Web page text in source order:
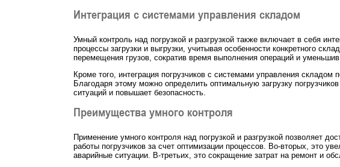
Интеграция с системами управления складом
Умный контроль над погрузкой и разгрузкой также включает в себя
процессы загрузки и выгрузки, учитывая особенности конкретного
перемещения грузов, сократив время выполнения операций и
Кроме того, интеграция погрузчиков с системами управления
Благодаря этому можно определить оптимальную загрузку
ситуаций и повышает безопасность.
Преимущества умного контроля
Применение умного контроля над погрузкой и разгрузкой позволяет
работы погрузчиков за счет оптимизации процессов. Во-вторых, это
аварийные ситуации. В-третьих, это сокращение затрат на ремонт и